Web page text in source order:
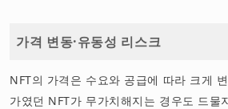
가격 변동·유동성 리스크
NFT의 가격은 수요와 공급에 따라 크게
가였던 NFT가 무가치해지는 경우도 드물